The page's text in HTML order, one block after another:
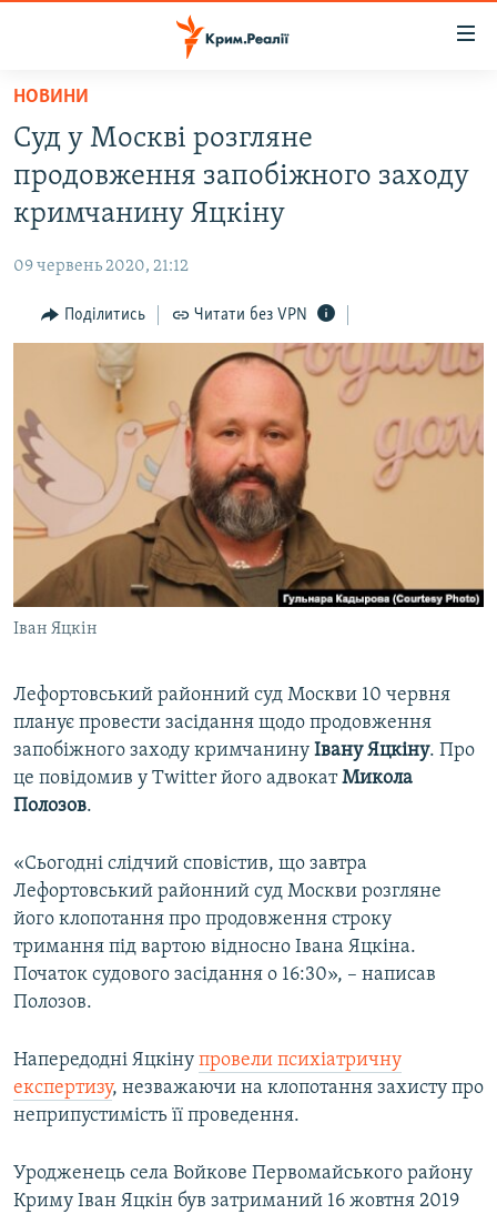
Перейти
основного
матеріалу
Перейти
до
основної
навігації
Перейти
до
ВОДА.КРИМ
ВІДЕО ТА ФОТО
БЛОГИ
ПОГЛЯД
ВСЕ ЗА ДЕНЬ
СПЕЦПРОЕКТИ
ДЕПОРТАЦІЯ
ВІДЕОУРОКИ «ELIFBE»
СВІДЧЕННЯ ОКУПАЦІЇ
УКРАЇНСЬКА ПРОБЛЕМА КРИМУ
ІНФОГРАФІКА
ЯК ОБІЙТИ БЛОКУВАННЯ
Русский
Qırımtatar
ДОЛУЧАЙСЯ!
Усі сайти RFE/RL
НОВИНИ
Суд у Москві розгляне
продовження запобіжного заходу
кримчанину Яцкіну
09 червень 2020, 21:12
Поділитись Читати без VPN
Іван Яцкін
Лефортовський районний суд Москви 10 червня
планує провести засідання щодо продовження
запобіжного заходу кримчанину Івану Яцкіну. Про
це повідомив у Twitter його адвокатМикола
Полозов.
«Сьогодні слідчий сповістив, що завтра
Лефортовський районний суд Москви розгляне
його клопотання про продовження строку
тримання під вартою відносно Івана Яцкіна.
Початок судового засідання о 16:30», – написав
Полозов.
Напередодні Яцкіну провели психіатричну
експертизу, незважаючи на клопотання захисту про
неприпустимість її проведення.
Уродженець села Войкове Первомайського району
Криму Іван Яцкін був затриманий 16 жовтня 2019